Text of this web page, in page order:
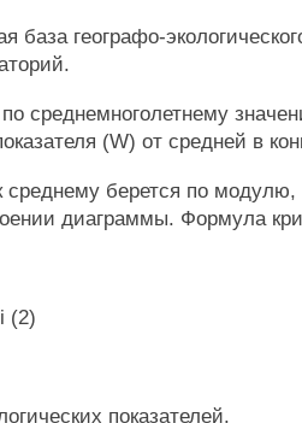
географо-
среднемноголетнему
(W) от средней в
берется по модулю,
диаграммы. Формула
(2)
показателей.